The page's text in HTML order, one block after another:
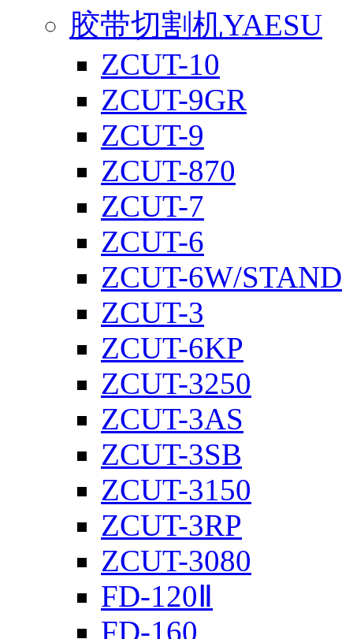
胶带切割机YAESU
ZCUT-10
ZCUT-9GR
ZCUT-9
ZCUT-870
ZCUT-7
ZCUT-6
ZCUT-6W/STAND
ZCUT-3
ZCUT-6KP
ZCUT-3250
ZCUT-3AS
ZCUT-3SB
ZCUT-3150
ZCUT-3RP
ZCUT-3080
FD-120Ⅱ
FD-160